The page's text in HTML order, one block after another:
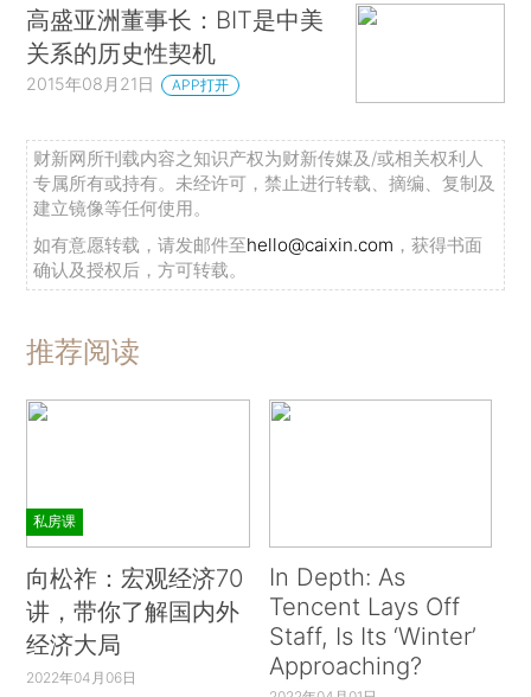
高盛亚洲董事长：BIT是中美
关系的历史性契机
2015年08月21日 APP打开
财新网所刊载内容之知识产权为财新传媒及/或相关权利人
专属所有或持有。未经许可，禁止进行转载、摘编、复制及
建立镜像等任何使用。
如有意愿转载，请发邮件至hello@caixin.com ，获得书面
确认及授权后，方可转载。
推荐阅读
私房课
向松祚：宏观经济70
讲，带你了解国内外
经济大局
2022年04月06日
In Depth: As
Tencent Lays Off
Staff, Is Its ‘Winter’
Approaching?